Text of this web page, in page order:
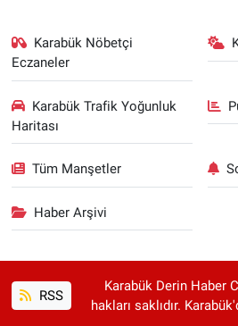
Karabük Nöbetçi
Eczaneler
Karabük Trafik Yoğunluk
Haritası
Tüm Manşetler
Haber Arşivi
RSS
Karabük Derin Haber
hakları saklıdır.